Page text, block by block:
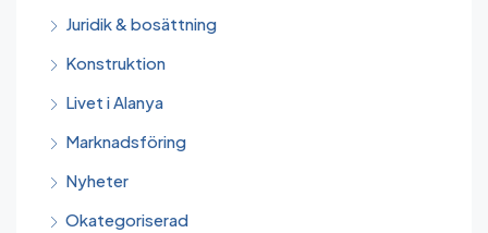
Juridik & bosättning
Konstruktion
Livet i Alanya
Marknadsföring
Nyheter
Okategoriserad